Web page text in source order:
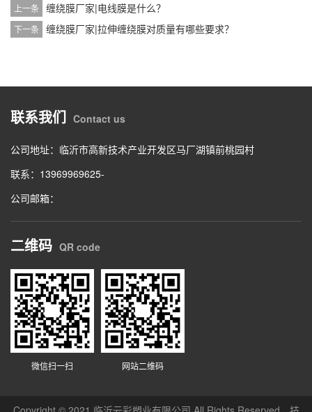
上一条 缠绕膜厂家|电线膜是什么？
下一条 缠绕膜厂家|拉伸缠绕膜对质量有哪些要求？
联系我们 Contact us
公司地址：临沂市高新技术产业开发区马厂湖镇前桃园村
联系：13969969625-
公司邮箱：
二维码 QR code
微信扫一扫 网站二维码